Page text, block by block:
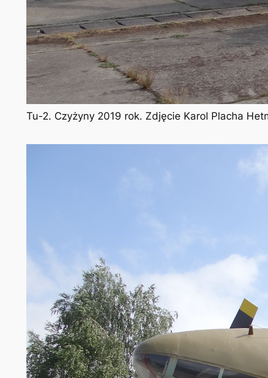
Tu-2. Czyżyny 2019 rok. Zdjęcie Karol Placha